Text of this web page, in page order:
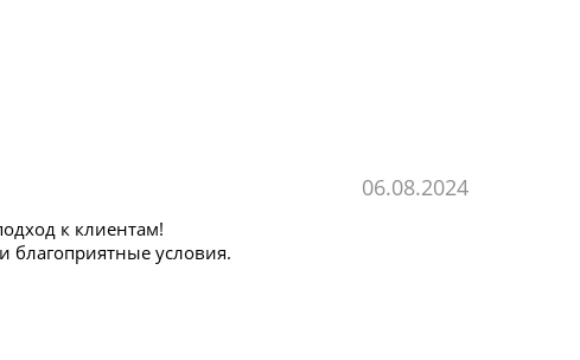
06.08.2024
к клиентам!
благоприятные условия.